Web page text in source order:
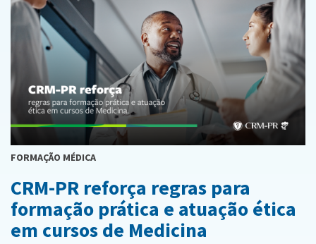
FORMAÇÃO MÉDICA
CRM-PR reforça regras para
formação prática e atuação ética
em cursos de Medicina